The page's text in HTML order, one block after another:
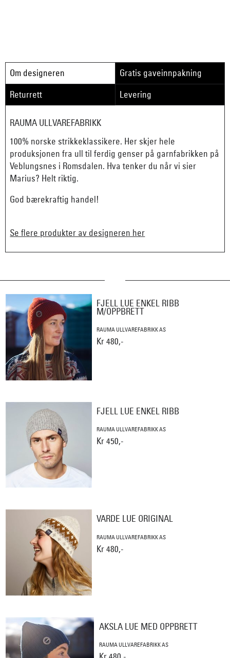
Om designeren
Gratis gaveinnpakning
Returrett
Levering
RAUMA ULLVAREFABRIKK
100% norske strikkeklassikere. Her skjer hele
produksjonen fra ull til ferdig genser på garnfabrikken på
Veblungsnes i Romsdalen. Hva tenker du når vi sier
Marius? Helt riktig.
God bærekraftig handel!
Se flere produkter av designeren her
FJELL LUE ENKEL RIBB
M/OPPBRETT
RAUMA ULLVAREFABRIKK AS
Kr 480,-
FJELL LUE ENKEL RIBB
RAUMA ULLVAREFABRIKK AS
Kr 450,-
VARDE LUE ORIGINAL
RAUMA ULLVAREFABRIKK AS
Kr 480,-
AKSLA LUE MED OPPBRETT
RAUMA ULLVAREFABRIKK AS